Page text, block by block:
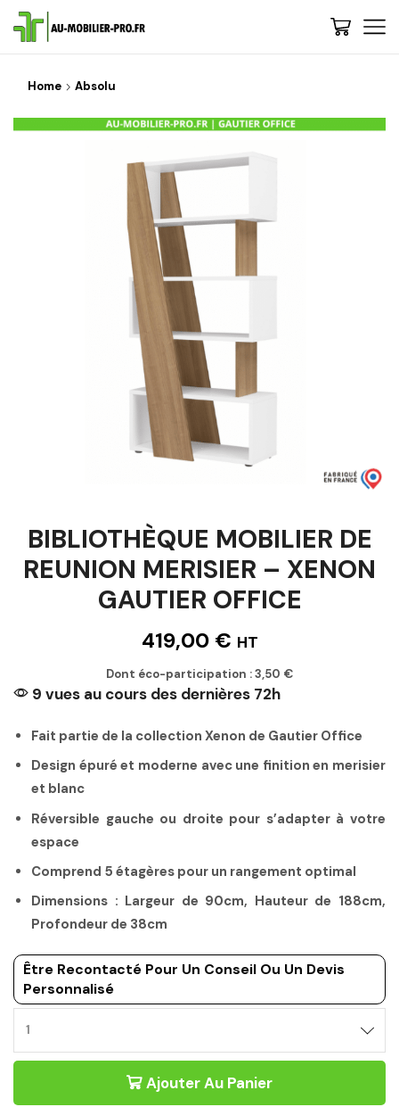
Home Absolu
BIBLIOTHÈQUE MOBILIER DE
REUNION MERISIER – XENON
GAUTIER OFFICE
419,00 € HT
Dont éco-participation :3,50 €
9 vues au cours des dernières 72h
Fait partie de la collection Xenon de Gautier Office
Design épuré et moderne avec une finition en merisier
et blanc
Réversible gauche ou droite pour s’adapter à votre
espace
Comprend 5 étagères pour un rangement optimal
Dimensions : Largeur de 90cm, Hauteur de 188cm,
Profondeur de 38cm
Être Recontacté Pour Un Conseil Ou Un Devis
Personnalisé
Ajouter Au Panier